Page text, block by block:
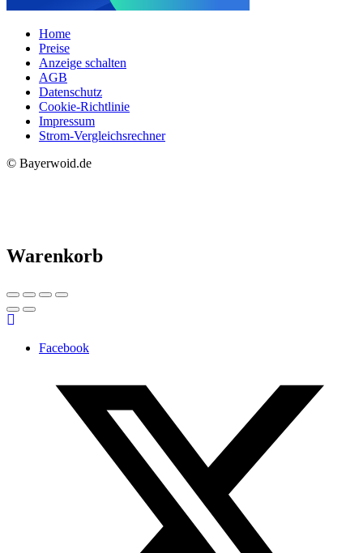
Home
Preise
Anzeige schalten
AGB
Datenschutz
Cookie-Richtlinie
Impressum
Strom-Vergleichsrechner
© Bayerwoid.de
Warenkorb
Facebook